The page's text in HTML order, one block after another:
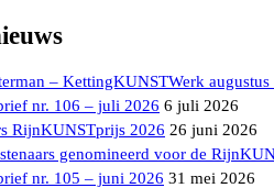
– KettingKUNSTWerk augustus
nr. 106 – juli 2026 6 juli 2026
RijnKUNSTprijs 2026 26 juni 2026
genomineerd voor de
nr. 105 – juni 2026 31 mei 2026